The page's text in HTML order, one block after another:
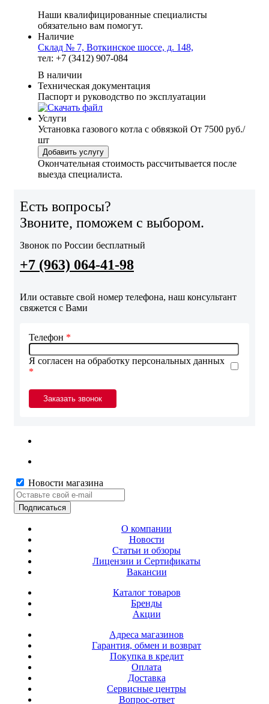
Наши квалифицированные специалисты
обязательно вам помогут.
Наличие
Склад № 7, Воткинское шоссе, д. 148,
тел: +7 (3412) 907-084
В наличии
Техническая документация
Паспорт и руководство по эксплуатации
Услуги
Установка газового котла с обвязкой От 7500 руб./
шт
Добавить услугу
Окончательная стоимость рассчитывается после
выезда специалиста.
Есть вопросы?
Звоните, поможем с выбором.
Звонок по России бесплатный
+7 (963) 064-41-98
Или оставьте свой номер телефона, наш консультант
свяжется с Вами
Я согласен на обработку персональных данных
*
Телефон *
Новости магазина
О компании
Новости
Статьи и обзоры
Лицензии и Сертификаты
Вакансии
Каталог товаров
Бренды
Акции
Адреса магазинов
Гарантия, обмен и возврат
Покупка в кредит
Оплата
Доставка
Сервисные центры
Вопрос-ответ